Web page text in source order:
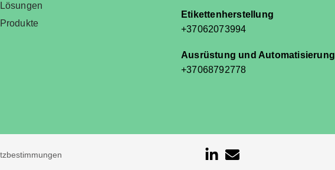
Lösungen
Produkte
Etikettenherstellung
+37062073994
Ausrüstung und Automatisierung
+37068792778